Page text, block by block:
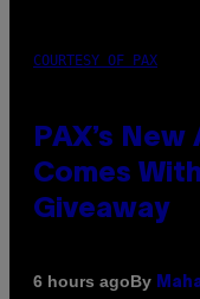
COURTESY OF PAX
PAX’s
Comes
Giveaway
6 hours agoBy